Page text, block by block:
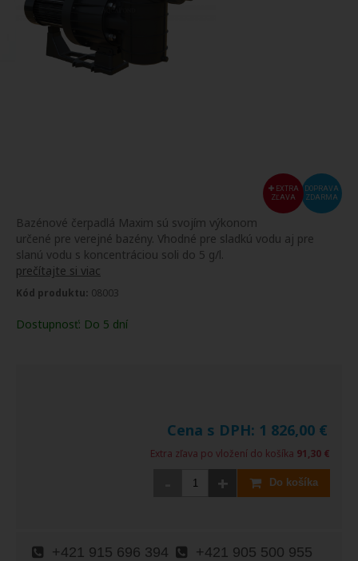
DOPRAVA
ZDARMA
EXTRA
ZĽAVA
Bazénové čerpadlá Maxim sú svojím výkonom
určené pre verejné bazény. Vhodné pre sladkú vodu aj pre
slanú vodu s koncentráciou soli do 5 g/l.
prečítajte si viac
Kód produktu: 08003
Dostupnosť: Do 5 dní
Cena s DPH: 1 826,00 €
Extra zľava po vložení do košíka 91,30 €
+ Do košíka
+421 915 696 394 +421 905 500 955